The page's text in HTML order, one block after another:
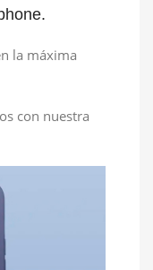
la máxima
con nuestra